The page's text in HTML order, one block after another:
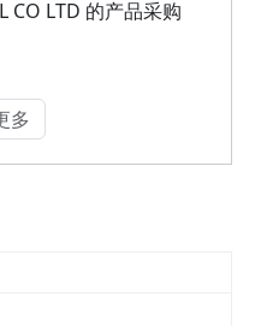
CO LTD 的产品采购
多